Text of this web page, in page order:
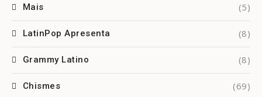
Mais (5)
LatinPop Apresenta (8)
Grammy Latino (8)
Chismes (69)